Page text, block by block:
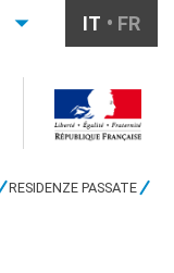
IT FR
RESIDENZE PASSATE